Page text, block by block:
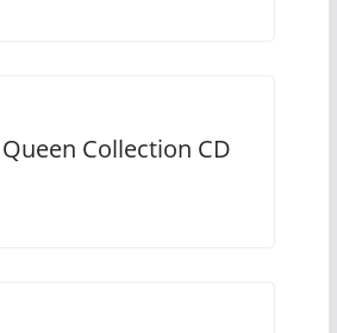
Collection CD